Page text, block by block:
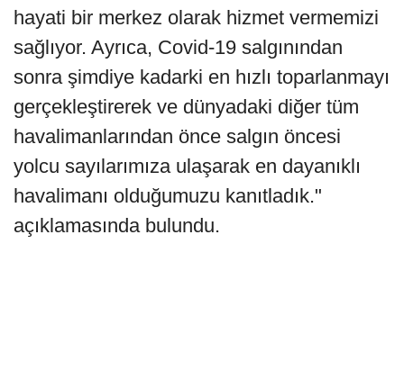
hayati bir merkez olarak hizmet vermemizi
sağlıyor. Ayrıca, Covid-19 salgınından
sonra şimdiye kadarki en hızlı toparlanmayı
gerçekleştirerek ve dünyadaki diğer tüm
havalimanlarından önce salgın öncesi
yolcu sayılarımıza ulaşarak en dayanıklı
havalimanı olduğumuzu kanıtladık."
açıklamasında bulundu.